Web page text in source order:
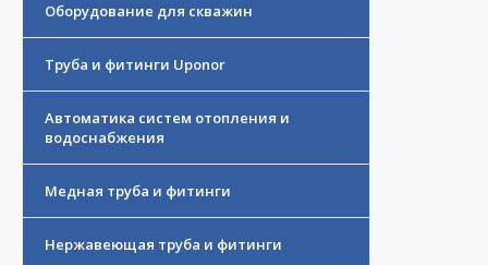
Оборудование для скважин
Труба и фитинги Uponor
Автоматика систем отопления и
водоснабжения
Медная труба и фитинги
Нержавеющая труба и фитинги